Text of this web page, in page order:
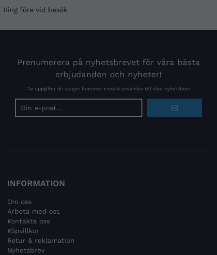
Ring före vid besök
Prenumerera på nyhetsbrevet för våra bästa
erbjudanden och nyheter!
De uppgifter du uppger kommer endast användas till våra nyhetsbrev
INFORMATION
Om oss
Arbeta med oss
Kontakta oss
Köpvillkor
Retur & reklamation
Nyhetsbrev